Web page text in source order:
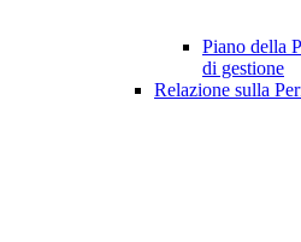
Piano della
di gestione
Relazione sulla